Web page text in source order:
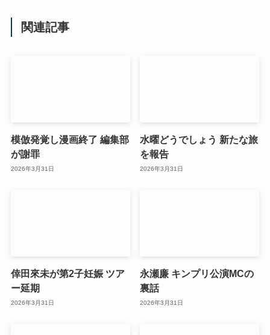
関連記事
模倣発覚し漫画終了 編集部
が謝罪
2026年3月31日
水曜どうでしょう 新たな旅
を報告
2026年3月31日
倖田來未が第2子妊娠 ツア
ー延期
2026年3月31日
永瀬廉 キンプリ公演MCの
裏話
2026年3月31日